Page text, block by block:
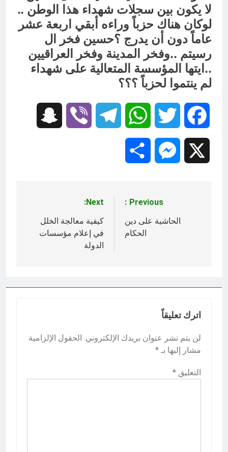
لا يكون بين سجلات شهداء هذا الوطن ..
لوكان هناك حزباً وراءه أبقي اربعة عشر
عاماً دون أن يدرج ؟حسين فخر ال
رسيتم ..وفخر المدينة وفخر العراقيين
..ايتها المؤسسة المتعالية على شهداء
لم ينتموا لحزباً ؟؟؟
Facebook
Twitter
WhatsApp
Telegram
Viber
Messenger
المقالات
Previous:
الحاشية على دين
الحكام
Next:
كيفية معالجة الخلل
في إعلام مؤسسات
الدولة
اترك تعليقاً
لن يتم نشر عنوان بريدك الإلكتروني. الحقول الإلزامية
مشار إليها بـ *
التعليق *